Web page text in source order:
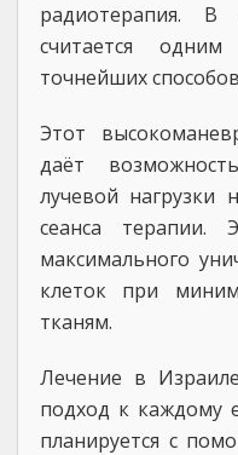
радиотерапия.
считается
точнейших
Этот
даёт
лучевой нагрузки
сеанса терапии.
максимального
клеток при
тканям.
Лечение в
подход к каждому
планируется с